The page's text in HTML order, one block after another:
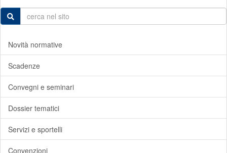
Novità normative
Scadenze
Convegni e seminari
Dossier tematici
Servizi e sportelli
Convenzioni